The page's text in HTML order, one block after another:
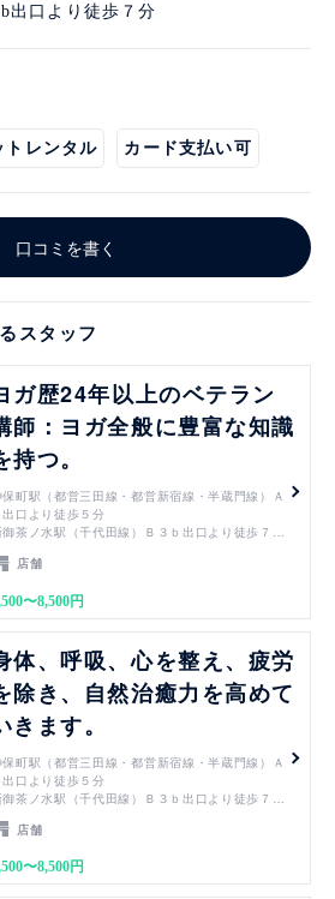
出口より徒歩７分
トレンタル カード支払い可
口コミを書く
スタッフ
ガ歴24年以上のベテラン
師：ヨガ全般に豊富な知識
持つ。
保町駅（都営三田線・都営新宿線・半蔵門線）Ａ
出口より徒歩５分
御茶ノ水駅（千代田線）Ｂ３ｂ出口より徒歩７分
路町駅（丸ノ内線）Ｂ３ｂ出口より徒歩７分
ら徒歩１０分
店舗
〜8,500円
体、呼吸、心を整え、疲労
除き、自然治癒力を高めて
きます。
保町駅（都営三田線・都営新宿線・半蔵門線）Ａ
出口より徒歩５分
御茶ノ水駅（千代田線）Ｂ３ｂ出口より徒歩７分
路町駅（丸ノ内線）Ｂ３ｂ出口より徒歩７分
ら徒歩１０分
店舗
〜8,500円